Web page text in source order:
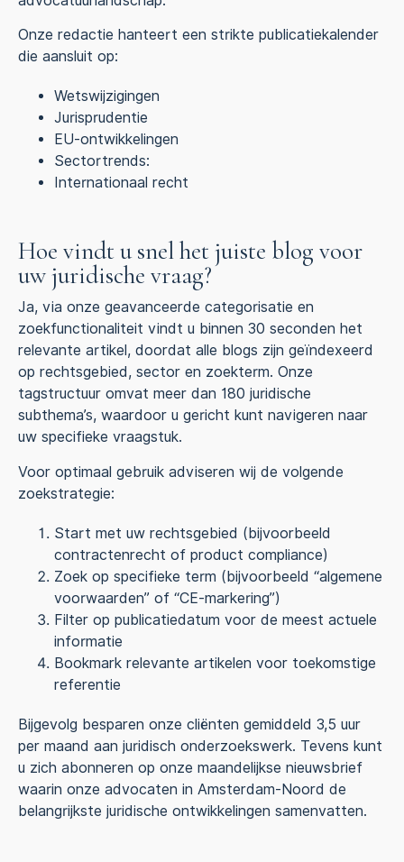
Onze redactie hanteert een strikte publicatiekalender
die aansluit op:
Wetswijzigingen
Jurisprudentie
EU-ontwikkelingen
Sectortrends:
Internationaal recht
Hoe vindt u snel het juiste blog voor
uw juridische vraag?
Ja, via onze geavanceerde categorisatie en
zoekfunctionaliteit vindt u binnen 30 seconden het
relevante artikel, doordat alle blogs zijn geïndexeerd
op rechtsgebied, sector en zoekterm. Onze
tagstructuur omvat meer dan 180 juridische
subthema’s, waardoor u gericht kunt navigeren naar
uw specifieke vraagstuk.
Voor optimaal gebruik adviseren wij de volgende
zoekstrategie:
Start met uw rechtsgebied (bijvoorbeeld
contractenrecht of product compliance)
Zoek op specifieke term (bijvoorbeeld “algemene
voorwaarden” of “CE-markering”)
Filter op publicatiedatum voor de meest actuele
informatie
Bookmark relevante artikelen voor toekomstige
referentie
Bijgevolg besparen onze cliënten gemiddeld 3,5 uur
per maand aan juridisch onderzoekswerk. Tevens kunt
u zich abonneren op onze maandelijkse nieuwsbrief
waarin onze advocaten in Amsterdam-Noord de
belangrijkste juridische ontwikkelingen samenvatten.